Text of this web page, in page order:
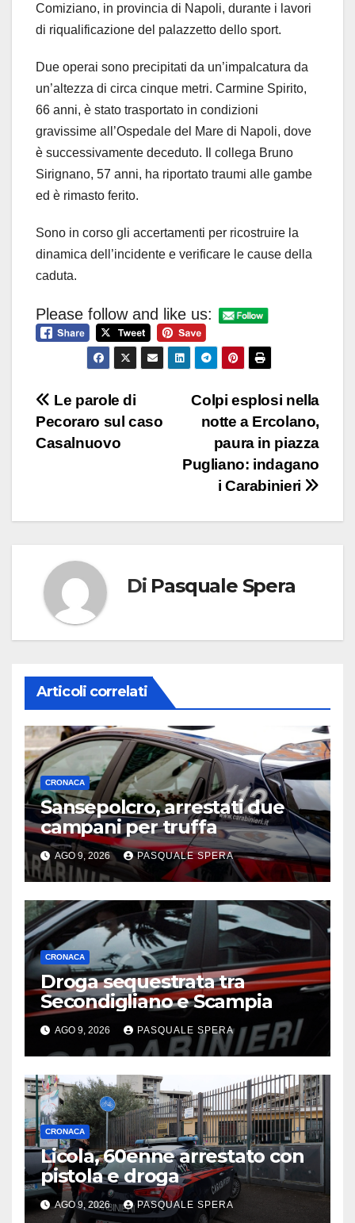
Comiziano, in provincia di Napoli, durante i lavori
di riqualificazione del palazzetto dello sport.
Due operai sono precipitati da un’impalcatura da
un’altezza di circa cinque metri. Carmine Spirito,
66 anni, è stato trasportato in condizioni
gravissime all’Ospedale del Mare di Napoli, dove
è successivamente deceduto. Il collega Bruno
Sirignano, 57 anni, ha riportato traumi alle gambe
ed è rimasto ferito.
Sono in corso gli accertamenti per ricostruire la
dinamica dell’incidente e verificare le cause della
caduta.
Please follow and like us:
Navigazione
articoli
Colpi esplosi nella
notte a Ercolano,
paura in piazza
Pugliano: indagano
i Carabinieri
Le parole di
Pecoraro sul caso
Casalnuovo
Di Pasquale Spera
Articoli correlati
CRONACA
Sansepolcro, arrestati due
campani per truffa
AGO 9, 2026 PASQUALE SPERA
CRONACA
Droga sequestrata tra
Secondigliano e Scampia
AGO 9, 2026 PASQUALE SPERA
CRONACA
Licola, 60enne arrestato con
pistola e droga
AGO 9, 2026 PASQUALE SPERA